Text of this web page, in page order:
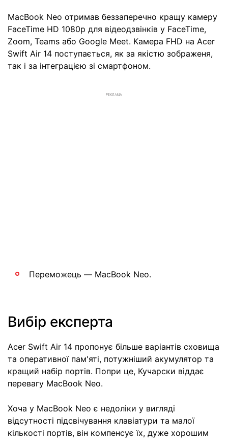
MacBook Neo отримав беззаперечно кращу камеру
FaceTime HD 1080p для відеодзвінків у FaceTime,
Zoom, Teams або Google Meet. Камера FHD на Acer
Swift Air 14 поступається, як за якістю зображеня,
так і за інтеграцією зі смартфоном.
РЕКЛАМА
Переможець — MacBook Neo.
Вибір експерта
Acer Swift Air 14 пропонує більше варіантів сховища
та оперативної пам'яті, потужніший акумулятор та
кращий набір портів. Попри це, Кучарски віддає
перевагу MacBook Neo.
Хоча у MacBook Neo є недоліки у вигляді
відсутності підсвічування клавіатури та малої
кількості портів, він компенсує їх, дуже хорошим